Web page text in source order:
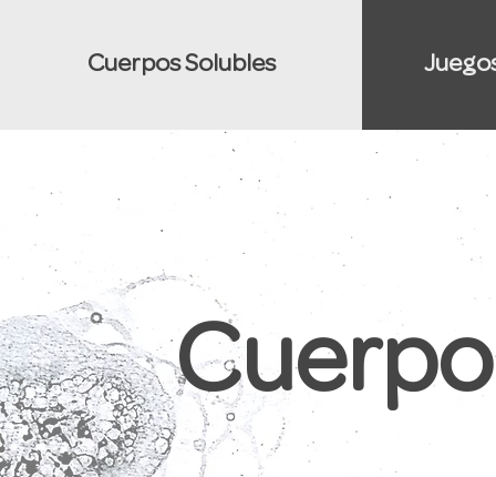
Cuerpos Solubles